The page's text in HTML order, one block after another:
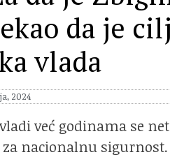
da je
vlada
2024
već godinama se
nacionalnu sigurnost.